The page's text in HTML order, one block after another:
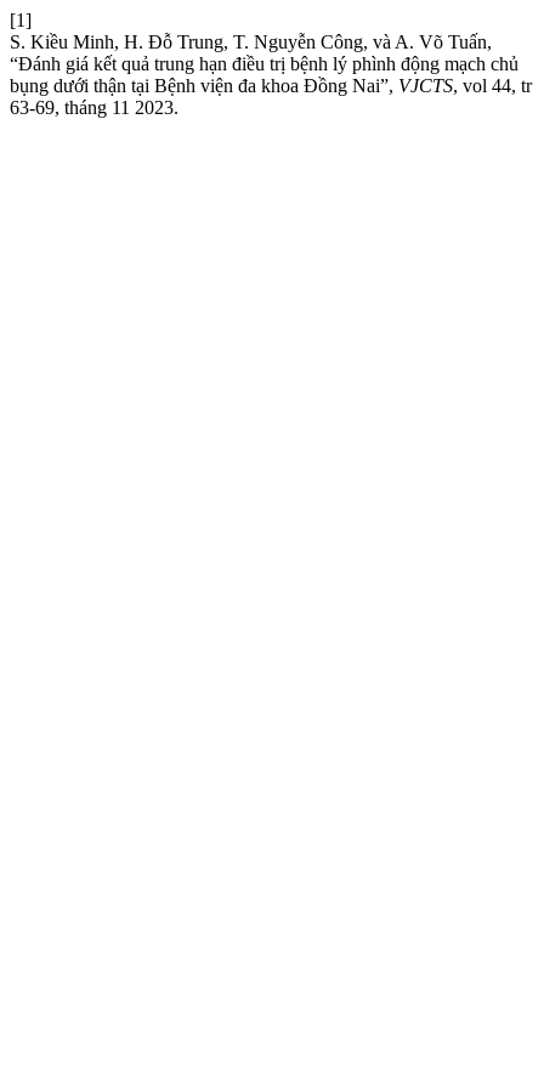
[1]
S. Kiều Minh, H. Đỗ Trung, T. Nguyễn Công, và A. Võ Tuấn,
“Đánh giá kết quả trung hạn điều trị bệnh lý phình động mạch chủ
bụng dưới thận tại Bệnh viện đa khoa Đồng Nai”, VJCTS, vol 44, tr
63-69, tháng 11 2023.